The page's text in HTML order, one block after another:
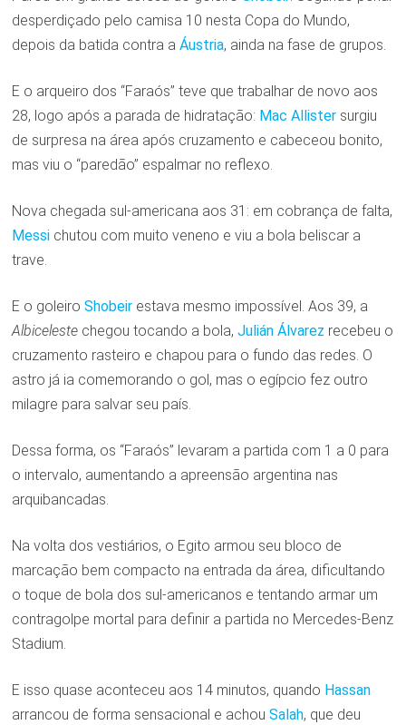
desperdiçado pelo camisa 10 nesta Copa do Mundo,
depois da batida contra a Áustria, ainda na fase de grupos.
E o arqueiro dos “Faraós” teve que trabalhar de novo aos
28, logo após a parada de hidratação: Mac Allistersurgiu
de surpresa na área após cruzamento e cabeceou bonito,
mas viu o “paredão” espalmar no reflexo.
Nova chegada sul-americana aos 31: em cobrança de falta,
Messichutou com muito veneno e viu a bola beliscar a
trave.
E o goleiro Shobeirestava mesmo impossível. Aos 39, a
Albicelestechegou tocando a bola, Julián Álvarez recebeu o
cruzamento rasteiro e chapou para o fundo das redes. O
astro já ia comemorando o gol, mas o egípcio fez outro
milagre para salvar seu país.
Dessa forma, os “Faraós” levaram a partida com 1 a 0 para
o intervalo, aumentando a apreensão argentina nas
arquibancadas.
Na volta dos vestiários, o Egito armou seu bloco de
marcação bem compacto na entrada da área, dificultando
o toque de bola dos sul-americanos e tentando armar um
contragolpe mortal para definir a partida no Mercedes-Benz
Stadium.
E isso quase aconteceu aos 14 minutos, quando Hassan
arrancou de forma sensacional e achou Salah, que deu